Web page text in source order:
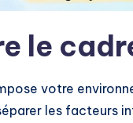
le
votre
les facteurs